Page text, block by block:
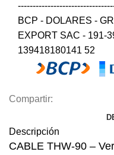
BCP - DOLARES -
EXPORT SAC - 191-
139418180141 52
Compartir:
Descripción
CABLE THW-90 –